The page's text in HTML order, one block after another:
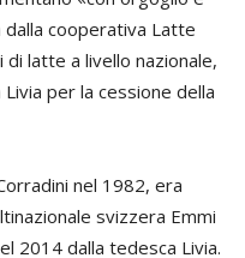
dalla cooperativa Latte
latte a livello nazionale,
per la cessione della
nel 1982, era
svizzera Emmi
2014 dalla tedesca Livia.